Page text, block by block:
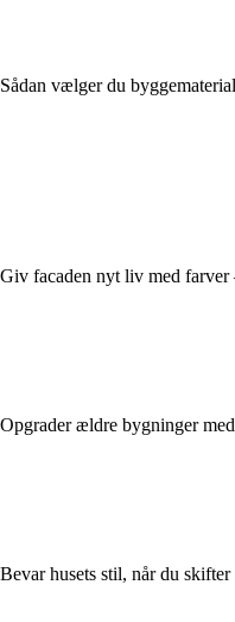
Sådan vælger du
Giv facaden nyt liv med farver
Opgrader ældre bygninger
Bevar husets stil, når du skifter